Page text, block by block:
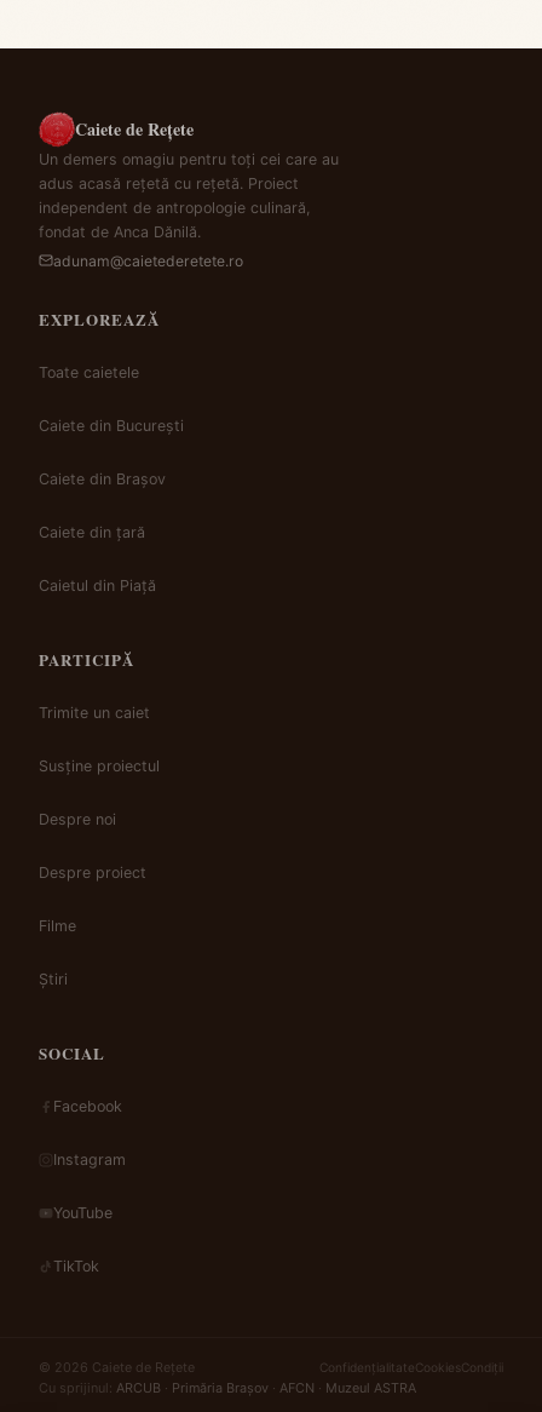
Caiete de Rețete
Un demers omagiu pentru toți cei care au
adus acasă rețetă cu rețetă. Proiect
independent de antropologie culinară,
fondat de Anca Dănilă.
adunam@caietederetete.ro
EXPLOREAZĂ
Toate caietele
Caiete din București
Caiete din Brașov
Caiete din țară
Caietul din Piață
PARTICIPĂ
Trimite un caiet
Susține proiectul
Despre noi
Despre proiect
Filme
Știri
SOCIAL
Facebook
Instagram
YouTube
TikTok
© 2026 Caiete de Rețete ConfidențialitateCookiesCondiții
Cu sprijinul: ARCUB · Primăria Brașov · AFCN · Muzeul ASTRA